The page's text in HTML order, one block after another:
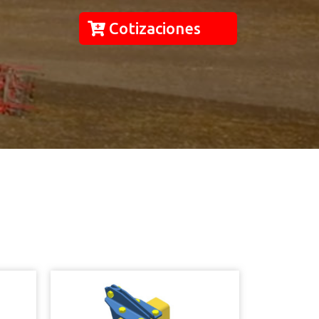
Cotizaciones